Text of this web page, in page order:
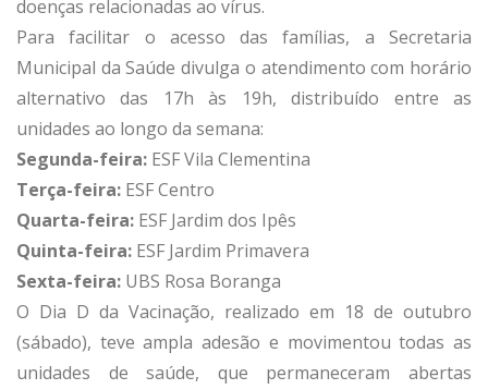
doenças relacionadas ao vírus.
Para facilitar o acesso das famílias, a Secretaria
Municipal da Saúde divulga o atendimento com horário
alternativo das 17h às 19h, distribuído entre as
unidades ao longo da semana:
Segunda-feira: ESF Vila Clementina
Terça-feira: ESF Centro
Quarta-feira: ESF Jardim dos Ipês
Quinta-feira: ESF Jardim Primavera
Sexta-feira: UBS Rosa Boranga
O Dia D da Vacinação, realizado em 18 de outubro
(sábado), teve ampla adesão e movimentou todas as
unidades de saúde, que permaneceram abertas